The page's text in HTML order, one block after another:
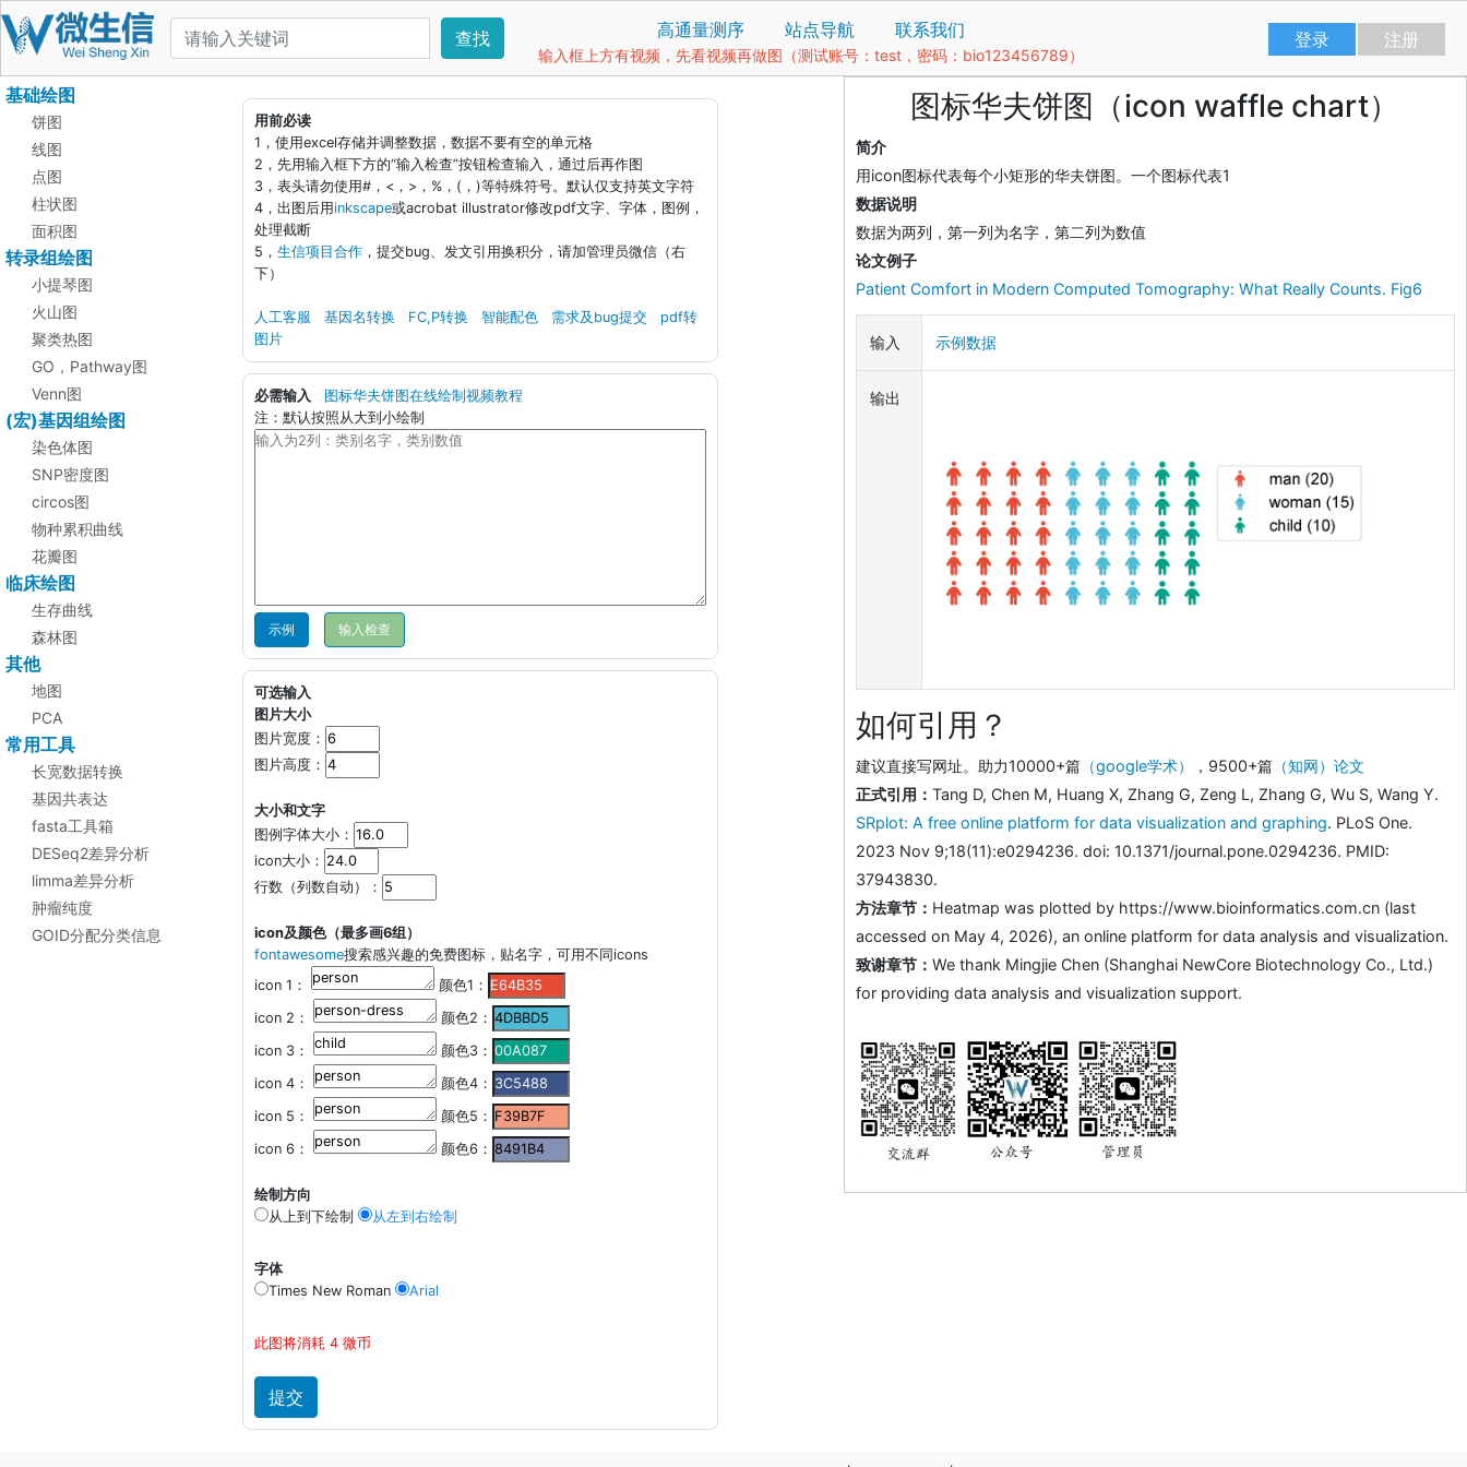
查找 高通量测序 站点导航 联系我们
输入框上方有视频，先看视频再做图（测试账号：test，密码：bio123456789）
注册
登录
基础绘图
饼图
线图
点图
柱状图
面积图
转录组绘图
小提琴图
火山图
聚类热图
GO，Pathway图
Venn图
(宏)基因组绘图
染色体图
SNP密度图
circos图
物种累积曲线
花瓣图
临床绘图
生存曲线
森林图
其他
地图
PCA
常用工具
长宽数据转换
基因共表达
fasta工具箱
DESeq2差异分析
limma差异分析
肿瘤纯度
GOID分配分类信息
用前必读
1，使用excel存储并调整数据，数据不要有空的单元格
2，先用输入框下方的“输入检查”按钮检查输入，通过后再作图
3，表头请勿使用#，<，>，%，(，)等特殊符号。默认仅支持英文字符
4，出图后用inkscape或acrobat illustrator修改pdf文字、字体，图例，
处理截断
5， 生信项目合作，提交bug、发文引用换积分，请加管理员微信（右
下）
人工客服 基因名转换 FC,P转换 智能配色 需求及bug提交
pdf转
图片
必需输入
图标华夫饼图在线绘制视频教程
注：默认按照从大到小绘制
示例
可选输入
图片大小
图片宽度：
图片高度：
大小和文字
图例字体大小：
icon大小：
行数（列数自动）：
icon及颜色（最多画6组）
fontawesome搜索感兴趣的免费图标，贴名字，可用不同icons
icon 1：
颜色1：
icon 2：
颜色2：
icon 3：
颜色3：
icon 4：
颜色4：
icon 5：
颜色5：
icon 6：
颜色6：
绘制方向
从上到下绘制
从左到右绘制
字体
Times New Roman
Arial
此图将消耗 4 微币
图标华夫饼图（icon waffle chart）
简介
用icon图标代表每个小矩形的华夫饼图。一个图标代表1
数据说明
数据为两列，第一列为名字，第二列为数值
论文例子
Patient Comfort in Modern Computed Tomography: What Really Counts. Fig6
输入 示例数据
输出
如何引用？
建议直接写网址。助力10000+篇（google学术） ，9500+篇（知网）论文
正式引用： Tang D, Chen M, Huang X, Zhang G, Zeng L, Zhang G, Wu S, Wang Y.
SRplot: A free online platform for data visualization and graphing. PLoS One.
2023 Nov 9;18(11):e0294236. doi: 10.1371/journal.pone.0294236. PMID:
37943830.
方法章节： Heatmap was plotted by https://www.bioinformatics.com.cn (last
accessed on May 4, 2026), an online platform for data analysis and visualization.
致谢章节： We thank Mingjie Chen (Shanghai NewCore Biotechnology Co., Ltd.)
for providing data analysis and visualization support.